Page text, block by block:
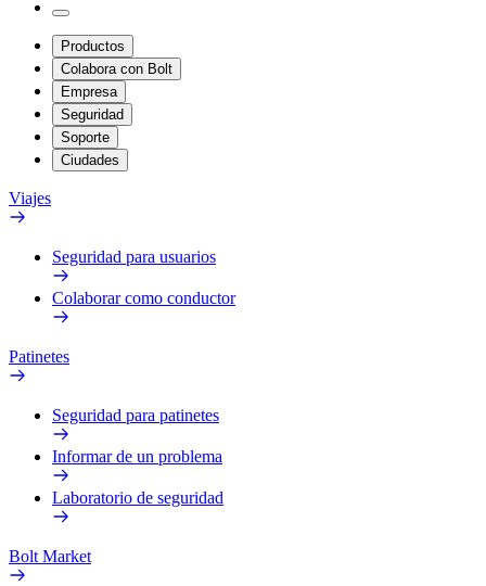
Productos
Colabora con Bolt
Empresa
Seguridad
Soporte
Ciudades
Viajes
Seguridad para usuarios
Colaborar como conductor
Patinetes
Seguridad para patinetes
Informar de un problema
Laboratorio de seguridad
Bolt Market